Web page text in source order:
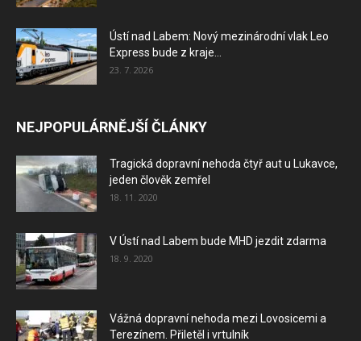
Ústí nad Labem: Nový mezinárodní vlak Leo
Express bude z kraje...
23. 7. 2026
NEJPOPULÁRNĚJŠÍ ČLÁNKY
Tragická dopravní nehoda čtyř aut u Lukavce,
jeden člověk zemřel
18. 11. 2020
V Ústí nad Labem bude MHD jezdit zdarma
18. 9. 2020
Vážná dopravní nehoda mezi Lovosicemi a
Terezínem. Přiletěl i vrtulník